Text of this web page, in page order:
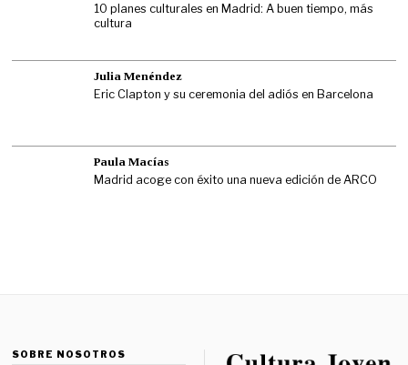
10 planes culturales en Madrid: A buen tiempo, más
cultura
Julia Menéndez
Eric Clapton y su ceremonia del adiós en Barcelona
Paula Macías
Madrid acoge con éxito una nueva edición de ARCO
SOBRE NOSOTROS